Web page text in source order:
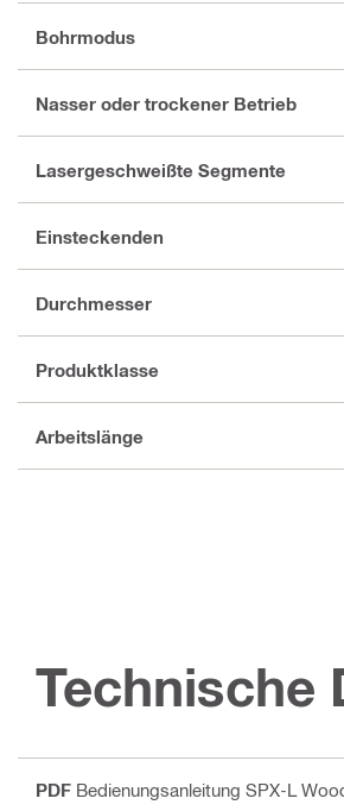
Bohrmodus
Nasser oder trockener Betrieb
Lasergeschweißte Segmente
Einsteckenden
Durchmesser
Produktklasse
Arbeitslänge
Technische
PDF Bedienungsanleitung SPX-L